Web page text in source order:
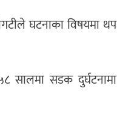
घटनाका विषयमा थप
सालमा सडक दुर्घटनामा